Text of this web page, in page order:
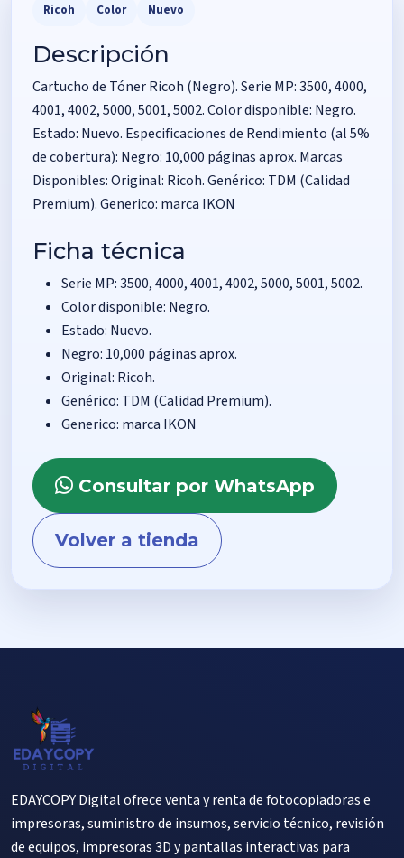
Ricoh Color Nuevo
Descripción
Cartucho de Tóner Ricoh (Negro). Serie MP: 3500, 4000,
4001, 4002, 5000, 5001, 5002. Color disponible: Negro.
Estado: Nuevo. Especificaciones de Rendimiento (al 5%
de cobertura): Negro: 10,000 páginas aprox. Marcas
Disponibles: Original: Ricoh. Genérico: TDM (Calidad
Premium). Generico: marca IKON
Ficha técnica
Serie MP: 3500, 4000, 4001, 4002, 5000, 5001, 5002.
Color disponible: Negro.
Estado: Nuevo.
Negro: 10,000 páginas aprox.
Original: Ricoh.
Genérico: TDM (Calidad Premium).
Generico: marca IKON
Consultar por WhatsApp
Volver a tienda
EDAYCOPY Digital ofrece venta y renta de fotocopiadoras e
impresoras, suministro de insumos, servicio técnico, revisión
de equipos, impresoras 3D y pantallas interactivas para